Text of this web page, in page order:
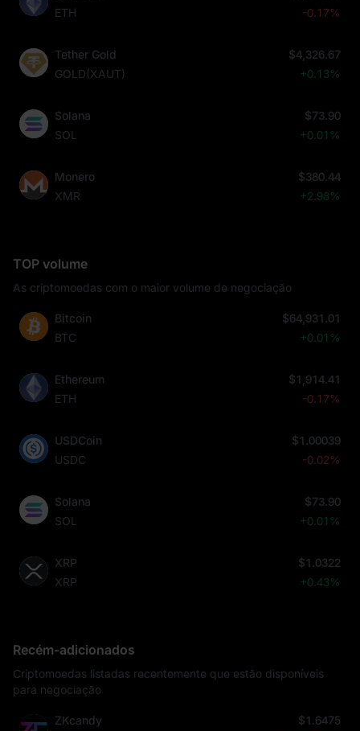
ETH
-0.17%
Tether Gold
GOLD(XAUT)
$4,326.67
+0.13%
Solana
SOL
$73.90
+0.01%
Monero
XMR
$380.44
+2.98%
TOP volume
As criptomoedas com o maior volume de negociação
Bitcoin
BTC
$64,931.01
+0.01%
Ethereum
ETH
$1,914.41
-0.17%
USDCoin
USDC
$1.00039
-0.02%
Solana
SOL
$73.90
+0.01%
XRP
XRP
$1.0322
+0.43%
Recém-adicionados
Criptomoedas listadas recentemente que estão disponíveis
para negociação
ZKcandy
$1.6475